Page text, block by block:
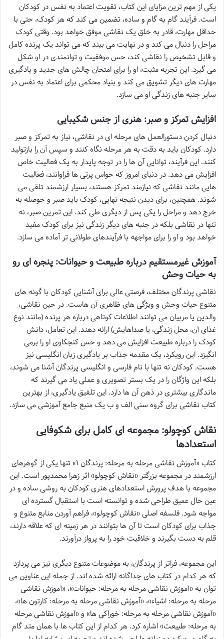
یکی از مهم ترین مزایای این کتاب، تقویت اعتماد به نفس در کودکان
است. فرآیند گام به گام و ساده، تضمین می کند که هر کودک، حتی با
حداقل مهارت، قادر به خلق یک نقاشی موفق خواهد بود. وقتی کودک
مراحل را دنبال می کند و در نهایت می بیند که می تواند یک پرنده کامل
و قابل تشخیص را نقاشی کند، حس موفقیت و توانمندی در او شکل
می گیرد. این تجربه مثبت، او را برای امتحان چالش های جدید و یادگیری
مهارت های دیگر تشویق می کند و بنیاد محکمی برای اعتماد به نفس در
سایر جنبه های زندگی او می سازد.
افزایش تمرکز و صبر: هنری از جنس شکیبایی
دنبال کردن دستورالعمل های مرحله ای در نقاشی، نیاز به تمرکز و صبر
دارد. کودکان باید به دقت به هر مرحله نگاه کنند و سپس آن را بازتولید
کنند. این فرآیند، توانایی آن ها را در توجه پایدار به یک فعالیت خاص
افزایش می دهد. در دنیای امروز که حواس پرتی ها فراوانند، فعالیت
هایی مانند نقاشی که نیازمند تمرکز هستند، بسیار ارزشمند تلقی می
شوند. همچنین، برای دیدن نتیجه نهایی، کودک باید صبر و حوصله به
خرج دهد و مراحل را یکی پس از دیگری طی کند. این تمرین صبر، نه
تنها در نقاشی بلکه در جنبه های دیگر زندگی نیز برای کودک مفید
خواهد بود و او را برای مواجهه با فرآیندهای طولانی تر آماده می سازد.
آموزش غیرمستقیم درباره طبیعت و حیوانات: پنجره ای رو
به حیات وحش
نقاشی پرندگان مختلف، فرصتی عالی برای آشنایی کودکان با گونه های
متنوع حیات وحش و ویژگی های ظاهری آن هاست. در حین نقاشی،
والدین یا مربیان می توانند اطلاعات کوتاهی درباره هر پرنده (مانند نوع
غذای آن، محل زندگی، یا صداهایش) ارائه دهند. این تعامل، دانش
کودک را درباره طبیعت افزایش می دهد و حس کنجکاوی او را برمی
انگیزد. این رویکرد، یک مقدمه جذاب بر یادگیری زبان انگلیسی نیز
هست. کودکان نه تنها با نام فارسی و انگلیسی پرندگان آشنا می شوند،
بلکه این واژگان را در یک بستر تصویری و عملی یاد می گیرند که
ماندگاری بیشتری در ذهن آن ها دارد. این تلفیق یادگیری، از بهترین
کتاب نقاشی برای گروه سنی الف و ب یک منبع جامع آموزشی می سازد.
نقاش کوچولو: مجموعه ای کامل برای شکوفایی
استعدادها
کتاب «آموزش نقاشی مرحله به مرحله: پرندگان ۱» تنها یکی از گوهرهای
ارزشمند در مجموعه بزرگتر «نقاش کوچولو» اثر زهرا محمدپور است. این
مجموعه با هدف پرورش استعدادهای هنری کودکان به روشی ساده و در
عین حال عمیق طراحی شده و توانسته است با استقبال گسترده ای
مواجه شود. فلسفه اصلی «نقاش کوچولو»، فراهم آوردن منابع متنوع و
جذاب برای کودکان است تا آن ها بتوانند در هر زمینه ای که علاقه دارند،
قلم به دست بگیرند و خلاقیت خود را به پرواز درآورند.
این مجموعه، فراتر از پرندگان، به موضوعات متنوع دیگری نیز می پردازد
که هر کدام در کتاب های جداگانه ارائه شده اند. از جمله این عناوین می
توان به «آموزش نقاشی مرحله به مرحله: حیوانات»، «آموزش نقاشی
مرحله به مرحله: اشیاء»، «آموزش نقاشی مرحله به مرحله: کارتون ها»،
«آموزش نقاشی مرحله به مرحله: خوراکی ها» و «آموزش نقاشی مرحله
به مرحله: طبیعت» اشاره کرد. هر کدام از این کتاب ها با همان متد گام